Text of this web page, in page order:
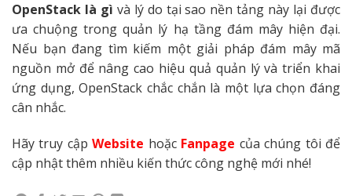
OpenStack là gì và lý do tại sao nền tảng này lại được
ưa chuộng trong quản lý hạ tầng đám mây hiện đại.
Nếu bạn đang tìm kiếm một giải pháp đám mây mã
nguồn mở để nâng cao hiệu quả quản lý và triển khai
ứng dụng, OpenStack chắc chắn là một lựa chọn đáng
cân nhắc.
Hãy truy cậpWebsite hoặc Fanpage của chúng tôi để
cập nhật thêm nhiều kiến thức công nghệ mới nhé!